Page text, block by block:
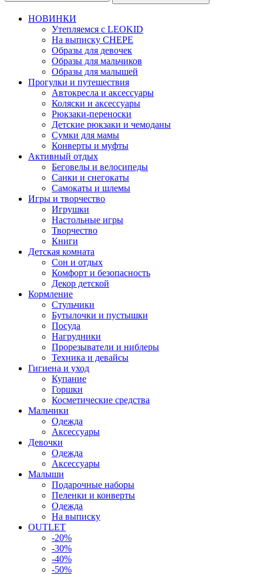
НОВИНКИ
Утепляемся с LEOKID
На выписку CHEPE
Образы для девочек
Образы для мальчиков
Образы для малышей
Прогулки и путешествия
Автокресла и аксессуары
Коляски и аксессуары
Рюкзаки-переноски
Детские рюкзаки и чемоданы
Сумки для мамы
Конверты и муфты
Активный отдых
Беговелы и велосипеды
Санки и снегокаты
Самокаты и шлемы
Игры и творчество
Игрушки
Настольные игры
Творчество
Книги
Детская комната
Сон и отдых
Комфорт и безопасность
Декор детской
Кормление
Стульчики
Бутылочки и пустышки
Посуда
Нагрудники
Прорезыватели и ниблеры
Техника и девайсы
Гигиена и уход
Купание
Горшки
Косметические средства
Мальчики
Одежда
Аксессуары
Девочки
Одежда
Аксессуары
Малыши
Подарочные наборы
Пеленки и конверты
Одежда
На выписку
OUTLET
-20%
-30%
-40%
-50%